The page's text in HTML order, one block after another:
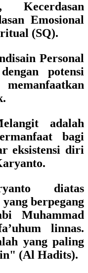
Kecerdasan
Emosional
(SQ).
Personal
potensi
adalah
bagi
eksistensi diri
diatas
berpegang
Muhammad
linnas.
yang paling
(Al Hadits).